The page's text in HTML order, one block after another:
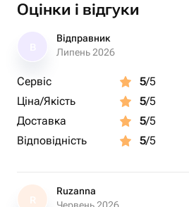
Этот торт — идеальный выбор
особенное и оригинальное для
Оцінки і відгуки
Відправник
Липень 2026
Сервіс 5/5
Ціна/Якість
5/5
Доставка
5/5
Відповідність
5/5
R
Ruzanna